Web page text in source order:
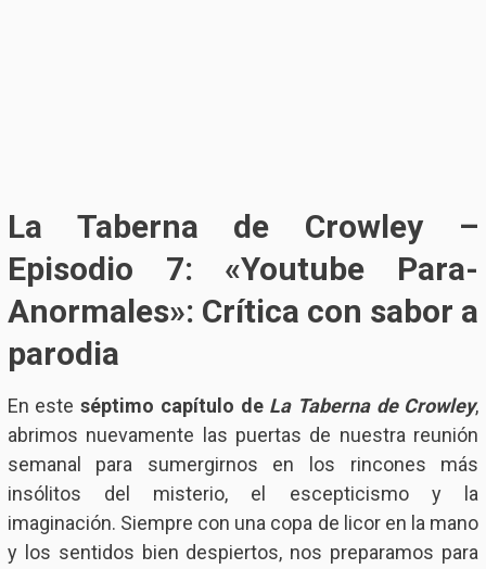
La Taberna de Crowley –
Episodio 7: «Youtube Para-
Anormales»: Crítica con sabor a
parodia
En esteséptimo capítulo de La Taberna de Crowley,
abrimos nuevamente las puertas de nuestra reunión
semanal para sumergirnos en los rincones más
insólitos del misterio, el escepticismo y la
imaginación. Siempre con una copa de licor en la mano
y los sentidos bien despiertos, nos preparamos para